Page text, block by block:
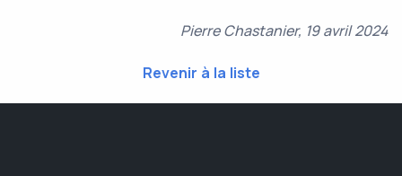
Pierre Chastanier, 19 avril 2024
Revenir à la liste